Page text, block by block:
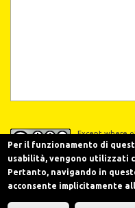
Except where
licensed under
Salvo diversa
Popeconomix.org sono distribuiti
Attribuzione - Non commerciale -
Web Site Created by ITEasyWeb
Per il funzionamento di
usabilità, vengono utilizzati
Pertanto, navigando in
acconsente implicitamente